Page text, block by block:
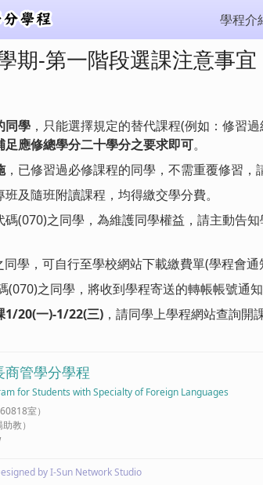
學程介
期-第一階段選課注意事宜
同學 ，只能選擇規定的替代課程(例如：修習
應修總學分二十學分之要求即可。
，已修習過必修課程的同學，不需重覆修習，
及隨班附讀課程，均得繳交學分費。
(070)之同學，為維護同學權益，請主動告
學，可自行至學校網站下載繳費單(學程會通
(070)之同學，將收到學程寄送的轉帳帳號通知
1/20(一)-1/22(三) ，請同學上學程網站查詢開
商管學分學程
for Students with Specialty of Foreign Languages
室）
教）
by I-Sun Network Studio